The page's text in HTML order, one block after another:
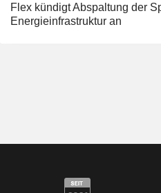
Flex kündigt Abspaltung der
Energieinfrastruktur an